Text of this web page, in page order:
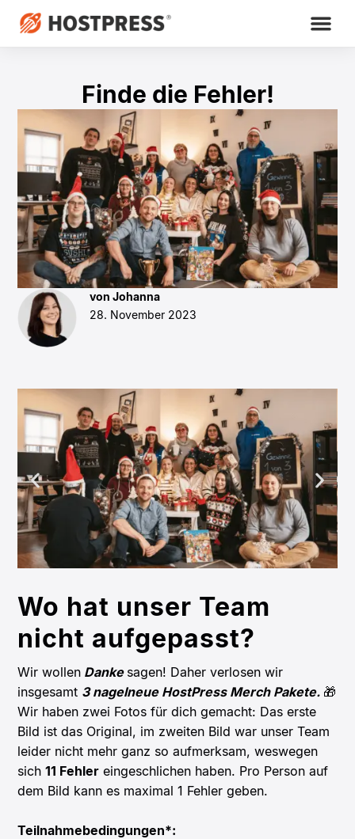
Finde die Fehler!
von Johanna
28. November 2023
Wo hat unser Team
nicht aufgepasst?
Wir wollen Danke sagen! Daher verlosen wir
insgesamt 3 nagelneue HostPress Merch Pakete. 🎁
Wir haben zwei Fotos für dich gemacht: Das erste
Bild ist das Original, im zweiten Bild war unser Team
leider nicht mehr ganz so aufmerksam, weswegen
sich11 Fehler eingeschlichen haben. Pro Person auf
dem Bild kann es maximal 1 Fehler geben.
Teilnahmebedingungen*: